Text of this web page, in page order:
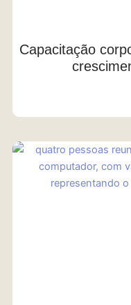
Capacitação